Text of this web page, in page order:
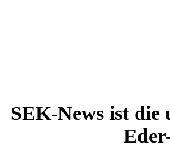
SEK-News ist die